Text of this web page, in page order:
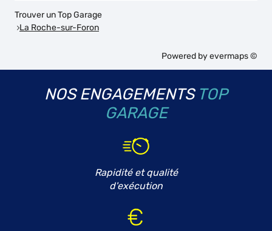
Trouver un Top Garage
La Roche-sur-Foron
Powered byevermaps ©
NOS ENGAGEMENTS TOP
GARAGE
Rapidité et qualité
d'exécution